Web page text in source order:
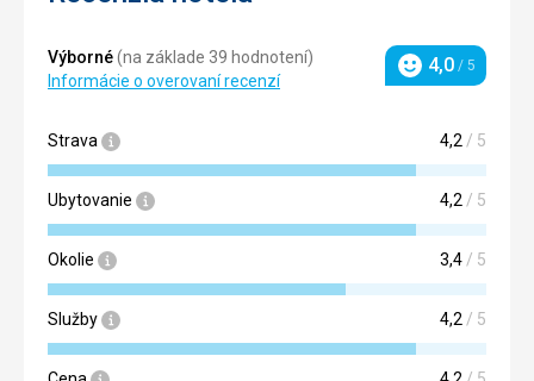
Výborné(na základe 39 hodnotení)
Informácie o overovaní recenzí
Hodnotenie
4,0 / 5
Strava 4,2 / 5
Ubytovanie 4,2 / 5
Okolie 3,4 / 5
Služby 4,2 / 5